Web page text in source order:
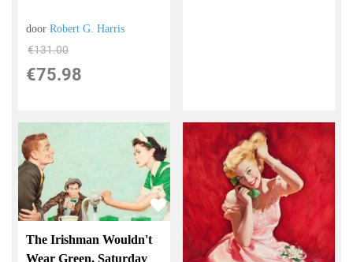
doorRobert G. Harris
€131.00
€75.98
The Irishman Wouldn't
Wear Green, Saturday